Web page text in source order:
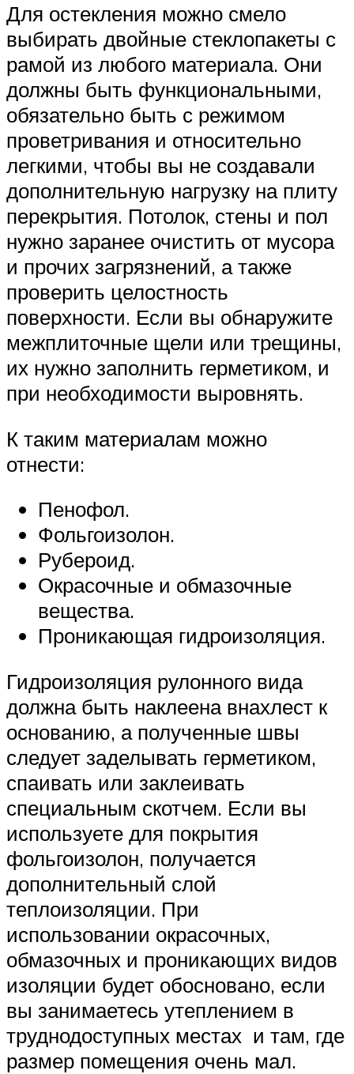
Для остекления можно смело
выбирать двойные стеклопакеты с
рамой из любого материала. Они
должны быть функциональными,
обязательно быть с режимом
проветривания и относительно
легкими, чтобы вы не создавали
дополнительную нагрузку на плиту
перекрытия. Потолок, стены и пол
нужно заранее очистить от мусора
и прочих загрязнений, а также
проверить целостность
поверхности. Если вы обнаружите
межплиточные щели или трещины,
их нужно заполнить герметиком, и
при необходимости выровнять.
К таким материалам можно
отнести:
Пенофол.
Фольгоизолон.
Рубероид.
Окрасочные и обмазочные
вещества.
Проникающая гидроизоляция.
Гидроизоляция рулонного вида
должна быть наклеена внахлест к
основанию, а полученные швы
следует заделывать герметиком,
спаивать или заклеивать
специальным скотчем. Если вы
используете для покрытия
фольгоизолон, получается
дополнительный слой
теплоизоляции. При
использовании окрасочных,
обмазочных и проникающих видов
изоляции будет обосновано, если
вы занимаетесь утеплением в
труднодоступных местах и там, где
размер помещения очень мал.